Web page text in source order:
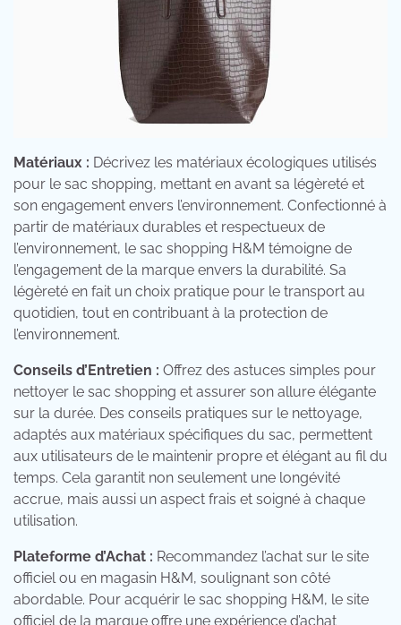
Matériaux : Décrivez les matériaux écologiques utilisés
pour le sac shopping, mettant en avant sa légèreté et
son engagement envers l’environnement. Confectionné à
partir de matériaux durables et respectueux de
l’environnement, le sac shopping H&M témoigne de
l’engagement de la marque envers la durabilité. Sa
légèreté en fait un choix pratique pour le transport au
quotidien, tout en contribuant à la protection de
l’environnement.
Conseils d’Entretien : Offrez des astuces simples pour
nettoyer le sac shopping et assurer son allure élégante
sur la durée. Des conseils pratiques sur le nettoyage,
adaptés aux matériaux spécifiques du sac, permettent
aux utilisateurs de le maintenir propre et élégant au fil du
temps. Cela garantit non seulement une longévité
accrue, mais aussi un aspect frais et soigné à chaque
utilisation.
Plateforme d’Achat : Recommandez l’achat sur le site
officiel ou en magasin H&M, soulignant son côté
abordable. Pour acquérir le sac shopping H&M, le site
officiel de la marque offre une expérience d’achat